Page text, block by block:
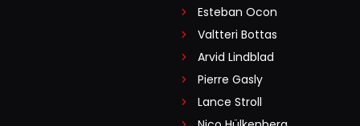
Esteban Ocon
Valtteri Bottas
Arvid Lindblad
Pierre Gasly
Lance Stroll